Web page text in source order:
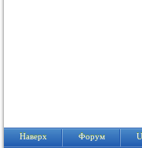
Наверх Форум